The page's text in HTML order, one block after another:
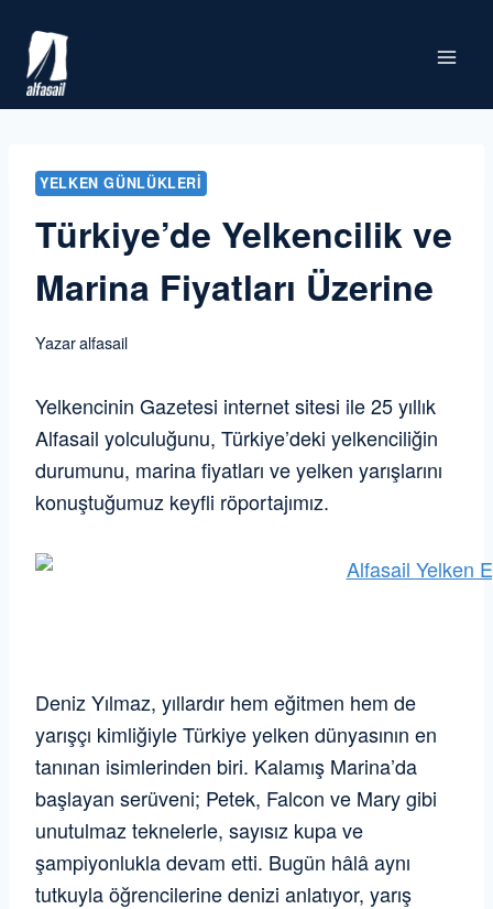
content
YELKEN GÜNLÜKLERI
Türkiye’de Yelkencilik ve
Marina Fiyatları Üzerine
Yazaralfasail
Yelkencinin Gazetesi internet sitesi ile 25 yıllık
Alfasail yolculuğunu, Türkiye’deki yelkenciliğin
durumunu, marina fiyatları ve yelken yarışlarını
konuştuğumuz keyfli röportajımız.
Deniz Yılmaz, yıllardır hem eğitmen hem de
yarışçı kimliğiyle Türkiye yelken dünyasının en
tanınan isimlerinden biri. Kalamış Marina’da
başlayan serüveni; Petek, Falcon ve Mary gibi
unutulmaz teknelerle, sayısız kupa ve
şampiyonlukla devam etti. Bugün hâlâ aynı
tutkuyla öğrencilerine denizi anlatıyor, yarış